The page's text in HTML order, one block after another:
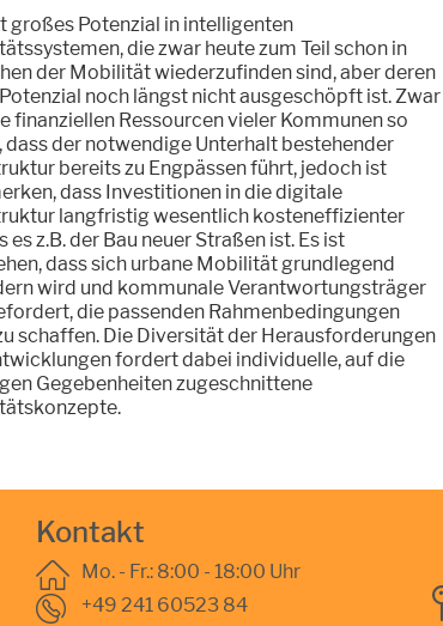
großes Potenzial in intelligenten
die zwar heute zum Teil schon in
der Mobilität wiederzufinden sind, aber deren
noch längst nicht ausgeschöpft ist. Zwar
finanziellen Ressourcen vieler Kommunen so
dass der notwendige Unterhalt bestehender
bereits zu Engpässen führt, jedoch ist
dass Investitionen in die digitale
langfristig wesentlich kosteneffizienter
es z.B. der Bau neuer Straßen ist. Es ist
dass sich urbane Mobilität grundlegend
wird und kommunale Verantwortungsträger
die passenden Rahmenbedingungen
schaffen. Die Diversität der Herausforderungen
fordert dabei individuelle, auf die
Gegebenheiten zugeschnittene
Kontakt
Mo. - Fr.: 8:00 - 18:00 Uhr
+49 241 60523 84